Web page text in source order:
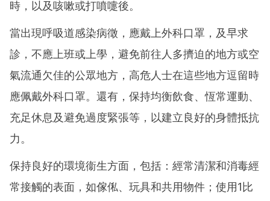
時，以及咳嗽或打噴嚏後。
當出現呼吸道感染病徵，應戴上外科口罩，及早求
診，不應上班或上學，避免前往人多擠迫的地方或空
氣流通欠佳的公眾地方，高危人士在這些地方逗留時
應佩戴外科口罩。還有，保持均衡飲食、恆常運動、
充足休息及避免過度緊張等，以建立良好的身體抵抗
力。
保持良好的環境衞生方面，包括：經常清潔和消毒經
常接觸的表面，如傢俬、玩具和共用物件；使用1比